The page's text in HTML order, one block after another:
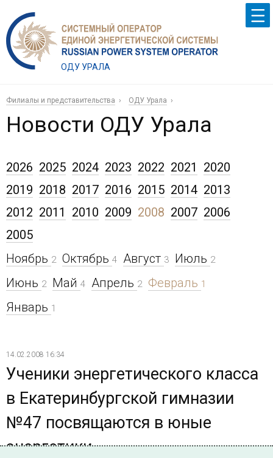
ОДУ УРАЛА
Филиалы и представительства ОДУ Урала
Новости ОДУ Урала
2026 2025 2024 2023 2022 2021
2020
2019 2018 2017 2016 2015 2014 2013
2012 2011 2010 2009 2008
Ноябрь 2 Октябрь 4 Август 3 Июль 2
Июнь 2 Май 4 Апрель 2 Февраль 1
Январь 1
2007 2006
2005
14.02.2008 16:34
Ученики энергетического класса
в Екатеринбургской гимназии
№47 посвящаются в юные
энергетики